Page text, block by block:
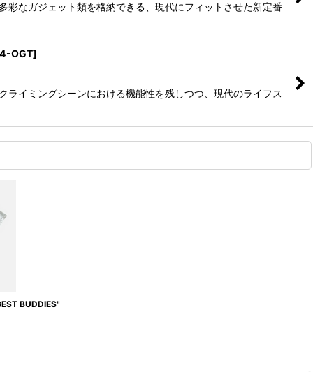
彩なガジェット類を格納できる、現代にフィットさせた新定番
OGT]
ライミングシーンにおける機能性を残しつつ、現代のライフス
BUDDIES"